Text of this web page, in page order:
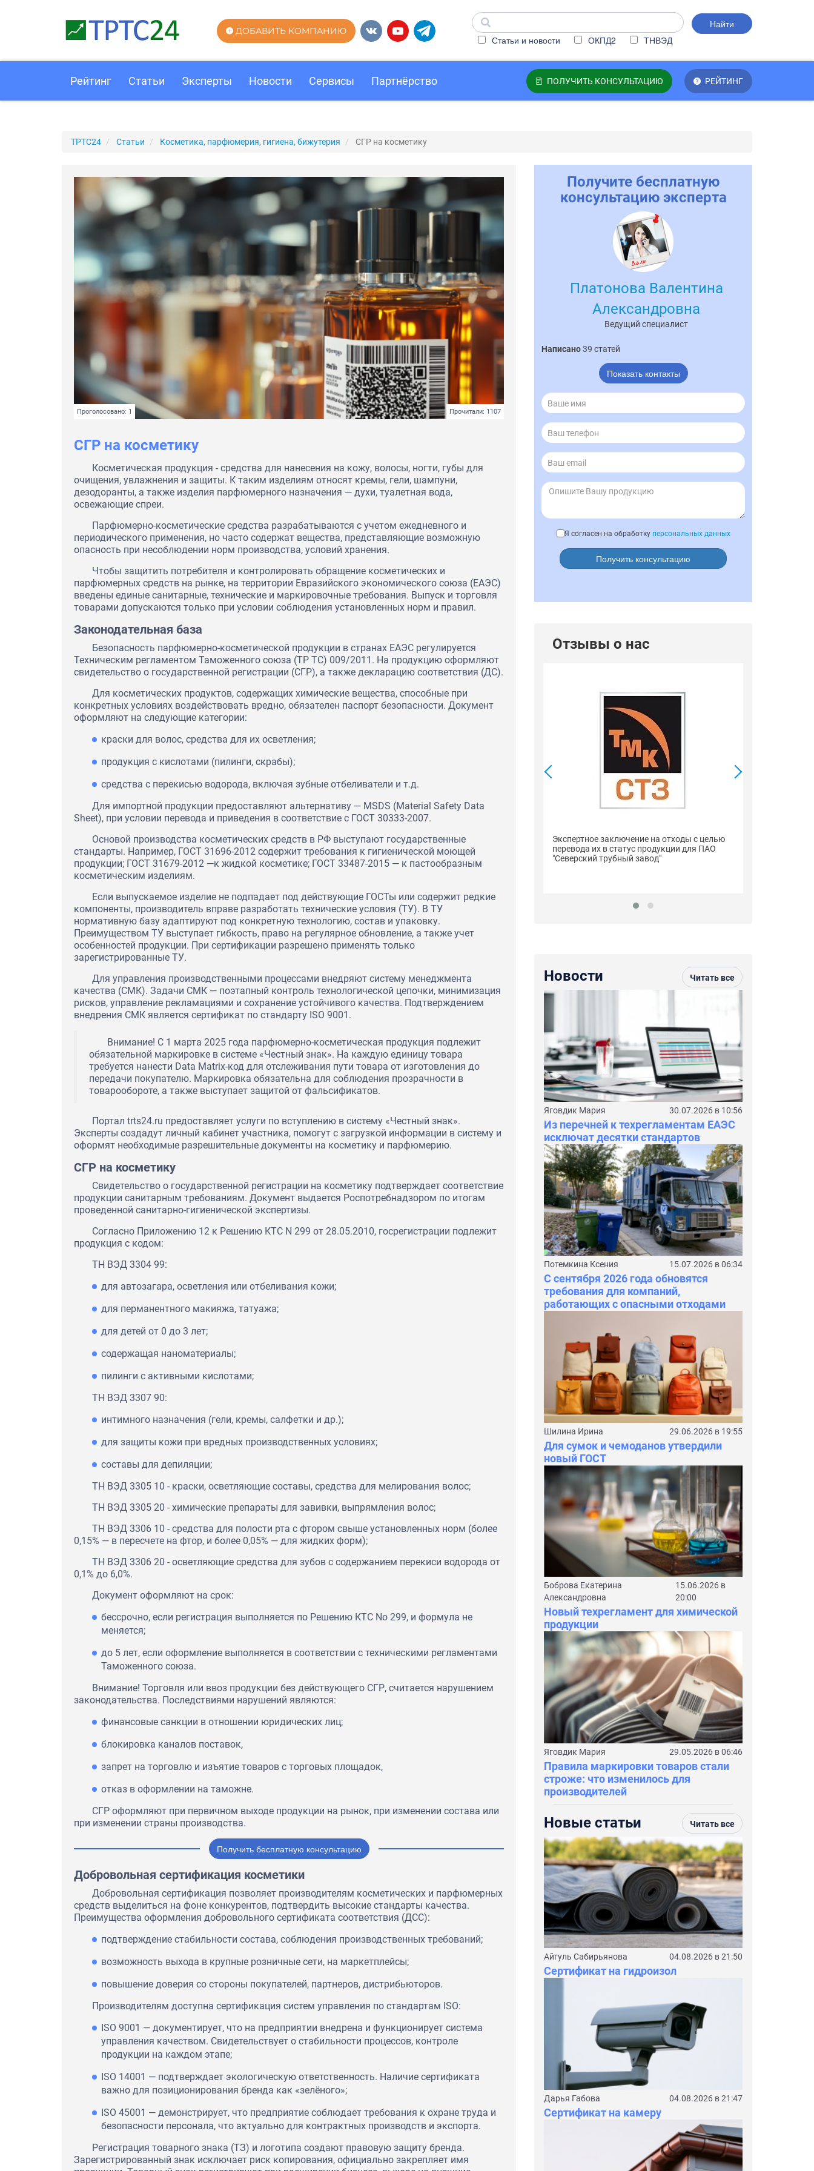
Найти
Статьи и новости
ОКПД2 ТНВЭД
ДОБАВИТЬ КОМПАНИЮ
ПОЛУЧИТЬ КОНСУЛЬТАЦИЮ РЕЙТИНГ
Рейтинг Статьи Эксперты Новости Сервисы Партнёрство
ТРТС24 Статьи Косметика, парфюмерия, гигиена, бижутерия СГР на косметику
Проголосовано: 1 Прочитали: 1107
СГР на косметику
Косметическая продукция - средства для нанесения на кожу, волосы, ногти, губы для
очищения, увлажнения и защиты. К таким изделиям относят кремы, гели, шампуни,
дезодоранты, а также изделия парфюмерного назначения — духи, туалетная вода,
освежающие спреи.
Парфюмерно-косметические средства разрабатываются с учетом ежедневного и
периодического применения, но часто содержат вещества, представляющие возможную
опасность при несоблюдении норм производства, условий хранения.
Чтобы защитить потребителя и контролировать обращение косметических и
парфюмерных средств на рынке, на территории Евразийского экономического союза (ЕАЭС)
введены единые санитарные, технические и маркировочные требования. Выпуск и торговля
товарами допускаются только при условии соблюдения установленных норм и правил.
Законодательная база
Безопасность парфюмерно-косметической продукции в странах ЕАЭС регулируется
Техническим регламентом Таможенного союза (ТР ТС) 009/2011. На продукцию оформляют
свидетельство о государственной регистрации (СГР), а также декларацию соответствия (ДС).
Для косметических продуктов, содержащих химические вещества, способные при
конкретных условиях воздействовать вредно, обязателен паспорт безопасности. Документ
оформляют на следующие категории:
краски для волос, средства для их осветления;
продукция с кислотами (пилинги, скрабы);
средства с перекисью водорода, включая зубные отбеливатели и т.д.
Для импортной продукции предоставляют альтернативу — MSDS (Material Safety Data
Sheet), при условии перевода и приведения в соответствие с ГОСТ 30333-2007.
Основой производства косметических средств в РФ выступают государственные
стандарты. Например, ГОСТ 31696-2012 содержит требования к гигиенической моющей
продукции; ГОСТ 31679-2012 —к жидкой косметике; ГОСТ 33487-2015 — к пастообразным
косметическим изделиям.
Если выпускаемое изделие не подпадает под действующие ГОСТы или содержит редкие
компоненты, производитель вправе разработать технические условия (ТУ). В ТУ
нормативную базу адаптируют под конкретную технологию, состав и упаковку.
Преимуществом ТУ выступает гибкость, право на регулярное обновление, а также учет
особенностей продукции. При сертификации разрешено применять только
зарегистрированные ТУ.
Для управления производственными процессами внедряют систему менеджмента
качества (СМК). Задачи СМК — поэтапный контроль технологической цепочки, минимизация
рисков, управление рекламациями и сохранение устойчивого качества. Подтверждением
внедрения СМК является сертификат по стандарту ISO 9001.
Внимание! С 1 марта 2025 года парфюмерно-косметическая продукция подлежит
обязательной маркировке в системе «Честный знак». На каждую единицу товара
требуется нанести Data Matrix-код для отслеживания пути товара от изготовления до
передачи покупателю. Маркировка обязательна для соблюдения прозрачности в
товарообороте, а также выступает защитой от фальсификатов.
Портал trts24.ru предоставляет услуги по вступлению в систему «Честный знак».
Эксперты создадут личный кабинет участника, помогут с загрузкой информации в систему и
оформят необходимые разрешительные документы на косметику и парфюмерию.
СГР на косметику
Свидетельство о государственной регистрации на косметику подтверждает соответствие
продукции санитарным требованиям. Документ выдается Роспотребнадзором по итогам
проведенной санитарно-гигиенической экспертизы.
Согласно Приложению 12 к Решению КТС N 299 от 28.05.2010, госрегистрации подлежит
продукция с кодом:
ТН ВЭД 3304 99:
для автозагара, осветления или отбеливания кожи;
для перманентного макияжа, татуажа;
для детей от 0 до 3 лет;
содержащая наноматериалы;
пилинги с активными кислотами;
ТН ВЭД 3307 90:
интимного назначения (гели, кремы, салфетки и др.);
для защиты кожи при вредных производственных условиях;
составы для депиляции;
ТН ВЭД 3305 10 - краски, осветляющие составы, средства для мелирования волос;
ТН ВЭД 3305 20 - химические препараты для завивки, выпрямления волос;
ТН ВЭД 3306 10 - средства для полости рта с фтором свыше установленных норм (более
0,15% — в пересчете на фтор, и более 0,05% — для жидких форм);
ТН ВЭД 3306 20 - осветляющие средства для зубов с содержанием перекиси водорода от
0,1% до 6,0%.
Документ оформляют на срок:
бессрочно, если регистрация выполняется по Решению КТС No 299, и формула не
меняется;
до 5 лет, если оформление выполняется в соответствии с техническими регламентами
Таможенного союза.
Внимание! Торговля или ввоз продукции без действующего СГР, считается нарушением
законодательства. Последствиями нарушений являются:
финансовые санкции в отношении юридических лиц;
блокировка каналов поставок,
запрет на торговлю и изъятие товаров с торговых площадок,
отказ в оформлении на таможне.
СГР оформляют при первичном выходе продукции на рынок, при изменении состава или
при изменении страны производства.
Получить бесплатную консультацию
Добровольная сертификация косметики
Добровольная сертификация позволяет производителям косметических и парфюмерных
средств выделиться на фоне конкурентов, подтвердить высокие стандарты качества.
Преимущества оформления добровольного сертификата соответствия (ДСС):
подтверждение стабильности состава, соблюдения производственных требований;
возможность выхода в крупные розничные сети, на маркетплейсы;
повышение доверия со стороны покупателей, партнеров, дистрибьюторов.
Производителям доступна сертификация систем управления по стандартам ISO:
ISO 9001 — документирует, что на предприятии внедрена и функционирует система
управления качеством. Свидетельствует о стабильности процессов, контроле
продукции на каждом этапе;
ISO 14001 — подтверждает экологическую ответственность. Наличие сертификата
важно для позиционирования бренда как «зелёного»;
ISO 45001 — демонстрирует, что предприятие соблюдает требования к охране труда и
безопасности персонала, что актуально для контрактных производств и экспорта.
Регистрация товарного знака (ТЗ) и логотипа создают правовую защиту бренда.
Зарегистрированный знак исключает риск копирования, официально закрепляет имя
Получите бесплатную
консультацию эксперта
Платонова Валентина
Александровна
Ведущий специалист
Написано39 статей
Показать контакты
Я согласен на обработку персональных данных
Получить консультацию
Отзывы о нас
Экспертное заключение на отходы с целью
перевода их в статус продукции для ПАО
"Северский трубный завод"
Сертификаты соответствия ГОСТ Р на
пиломатериалы и лесоматериалы для ООО
"Строймарт59"
Экспертное заключение на отходы с целью
перевода их в статус продукции для ПАО
"Северский трубный завод"
Новости Читать все
Яговдик Мария 30.07.2026 в 10:56
Из перечней к техрегламентам ЕАЭС
исключат десятки стандартов
Потемкина Ксения 15.07.2026 в 06:34
С сентября 2026 года обновятся
требования для компаний,
работающих с опасными отходами
Шилина Ирина 29.06.2026 в 19:55
Для сумок и чемоданов утвердили
новый ГОСТ
Боброва Екатерина
Александровна
15.06.2026 в
20:00
Новый техрегламент для химической
продукции
Яговдик Мария 29.05.2026 в 06:46
Правила маркировки товаров стали
строже: что изменилось для
производителей
Новые статьи Читать все
Айгуль Сабирьянова 04.08.2026 в 21:50
Сертификат на гидроизол
Дарья Габова 04.08.2026 в 21:47
Сертификат на камеру